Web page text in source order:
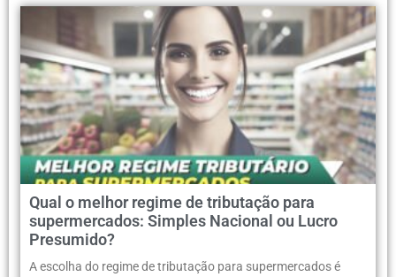
Qual o melhor regime de tributação para
supermercados: Simples Nacional ou Lucro
Presumido?
A escolha do regime de tributação para supermercados é